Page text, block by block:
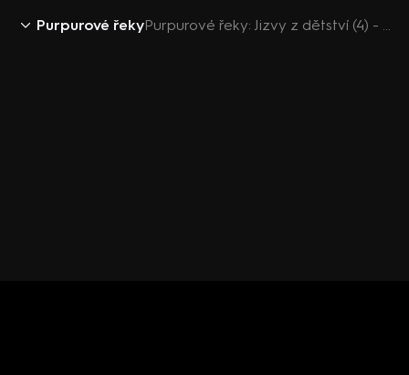
Purpurové řeky Purpurové řeky: Jizvy z dětství (4) - upoutávka